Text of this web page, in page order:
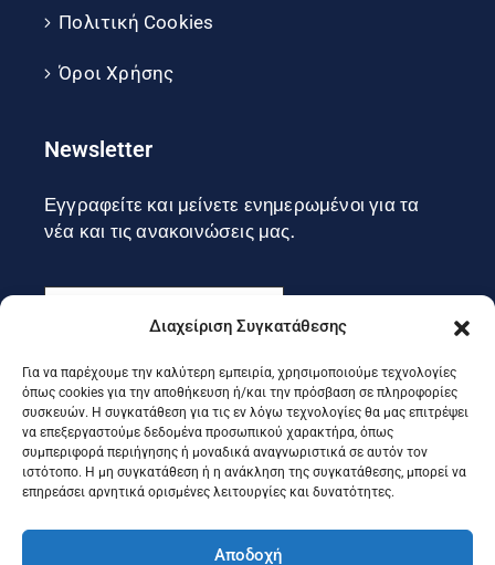
Διαχείριση Συγκατάθεσης
Για να παρέχουμε την καλύτερη εμπειρία, χρησιμοποιούμε τεχνολογίες
όπως cookies για την αποθήκευση ή/και την πρόσβαση σε πληροφορίες
συσκευών. Η συγκατάθεση για τις εν λόγω τεχνολογίες θα μας επιτρέψει
να επεξεργαστούμε δεδομένα προσωπικού χαρακτήρα, όπως
συμπεριφορά περιήγησης ή μοναδικά αναγνωριστικά σε αυτόν τον
ιστότοπο. Η μη συγκατάθεση ή η ανάκληση της συγκατάθεσης, μπορεί να
επηρεάσει αρνητικά ορισμένες λειτουργίες και δυνατότητες.
Αποδοχή
Πολιτική Cookies
Όροι Χρήσης
Newsletter
Εγγραφείτε και μείνετε ενημερωμένοι για τα
νέα και τις ανακοινώσεις μας.
Εγγραφή
Ακολουθήστε μας στα social